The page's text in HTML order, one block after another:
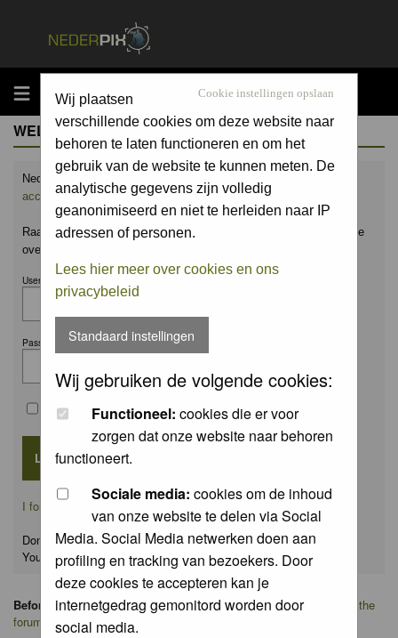
MENU Cookie instellingen opslaan
Wij plaatsen
verschillende cookies om deze website naar
behoren te laten functioneren en om het
gebruik van de website te kunnen meten. De
analytische gegevens zijn volledig
geanonimiseerd en niet te herleiden naar IP
adressen of personen.
Lees hier meer over cookies en ons
privacybeleid
Standaard instellingen
Wij gebruiken de volgende cookies:
Functioneel: cookies die er voor
zorgen dat onze website naar behoren
functioneert.
Sociale media: cookies om de inhoud
van onze website te delen via Social
Media. Social Media netwerken doen aan
profiling en tracking van bezoekers. Door
deze cookies te accepteren kan je
internetgedrag gemonitord worden door
social media.
WELCOME GUEST
Nederpix.nl is hét platform voor de natuurfotograaf.
account aanen upload ook jouw mooiste foto's.
Raak geïnspireerd door het werk van anderen en leer en praat mee
over alles wat bij natuurfotografie komt kijken!
Username:
Password:
Remember me
I forgot my password
Don't have an account yet?
You canregisterfor FREE
Before you ask your question:pleaseread the FAQor search on the
forum
first.